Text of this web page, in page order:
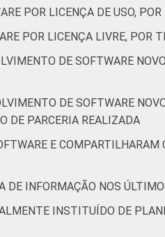
POR LICENÇA DE USO,
POR LICENÇA LIVRE, POR
DE SOFTWARE
DE SOFTWARE
DE PARCERIA REALIZADA
E COMPARTILHARAM
INFORMAÇÃO NOS
INSTITUÍDO DE